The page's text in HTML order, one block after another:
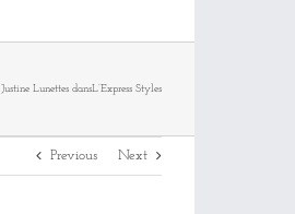
Justine Lunettes dansL’Express Styles
Previous Next